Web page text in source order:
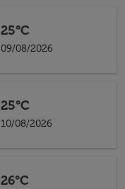
25°C
09/08/2026
25°C
10/08/2026
26°C